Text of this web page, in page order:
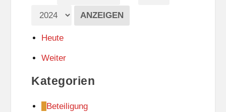
Heute
Weiter
Kategorien
Beteiligung